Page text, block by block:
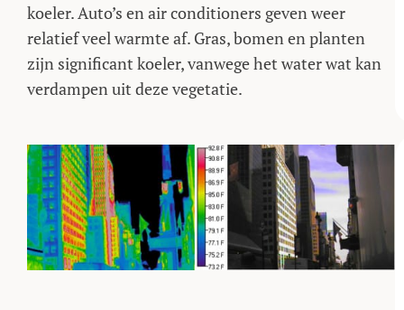
koeler. Auto’s en air conditioners geven weer
relatief veel warmte af. Gras, bomen en planten
zijn significant koeler, vanwege het water wat kan
verdampen uit deze vegetatie.